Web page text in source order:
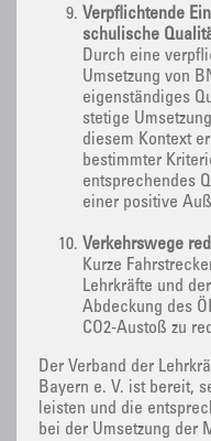
Verpflichtende
schulische
Durch eine
Umsetzung von
eigenständiges
stetige
diesem Kontext
bestimmter
entsprechendes
einer positive
Verkehrswege
Kurze
Lehrkräfte und
Abdeckung des
CO2-Austoß zu
Der Verband der
Bayern e. V. ist bereit,
leisten und die
bei der Umsetzung der